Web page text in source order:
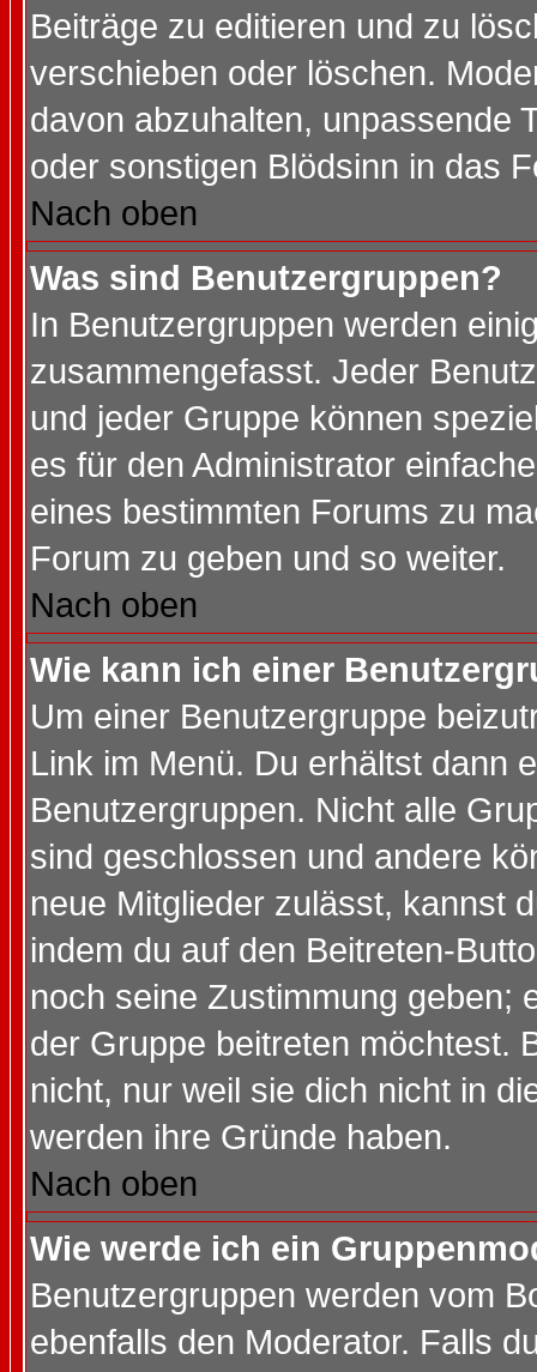
Beiträge zu editieren und zu
verschieben oder löschen.
davon abzuhalten, unpassende
oder sonstigen Blödsinn in das
Nach oben
Was sind Benutzergruppen?
In Benutzergruppen werden
zusammengefasst. Jeder
und jeder Gruppe können
es für den Administrator
eines bestimmten Forums zu
Forum zu geben und so weiter.
Nach oben
Wie kann ich einer
Um einer Benutzergruppe
Link im Menü. Du erhältst dann
Benutzergruppen. Nicht alle
sind geschlossen und andere
neue Mitglieder zulässt, kannst
indem du auf den Beitreten-
noch seine Zustimmung geben;
der Gruppe beitreten möchtest.
nicht, nur weil sie dich nicht in
werden ihre Gründe haben.
Nach oben
Wie werde ich ein
Benutzergruppen werden vom
ebenfalls den Moderator. Falls